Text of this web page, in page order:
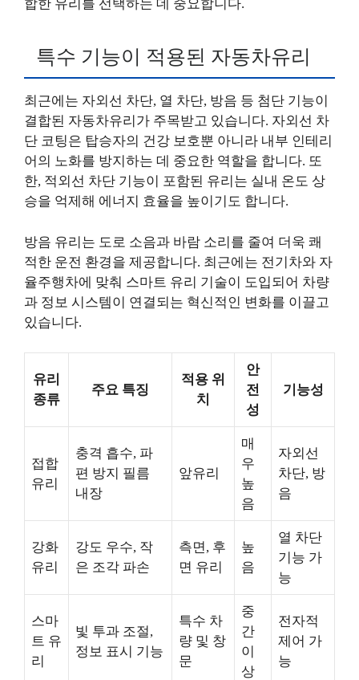
합한 유리를 선택하는 데 중요합니다.
특수 기능이 적용된 자동차유리
최근에는 자외선 차단, 열 차단, 방음 등 첨단 기능이
결합된 자동차유리가 주목받고 있습니다. 자외선 차
단 코팅은 탑승자의 건강 보호뿐 아니라 내부 인테리
어의 노화를 방지하는 데 중요한 역할을 합니다. 또
한, 적외선 차단 기능이 포함된 유리는 실내 온도 상
승을 억제해 에너지 효율을 높이기도 합니다.
방음 유리는 도로 소음과 바람 소리를 줄여 더욱 쾌
적한 운전 환경을 제공합니다. 최근에는 전기차와 자
율주행차에 맞춰 스마트 유리 기술이 도입되어 차량
과 정보 시스템이 연결되는 혁신적인 변화를 이끌고
있습니다.
유리
종류
주요 특징
적용 위
치
안
전
성
기능성
접합
유리
충격 흡수, 파
편 방지 필름
내장
앞유리
매
우
높
음
자외선
차단, 방
음
강화
유리
강도 우수, 작
은 조각 파손
측면, 후
면 유리
높
음
열 차단
기능 가
능
스마
트 유
리
빛 투과 조절,
정보 표시 기능
특수 차
량 및 창
문
중
간
이
상
전자적
제어 가
능